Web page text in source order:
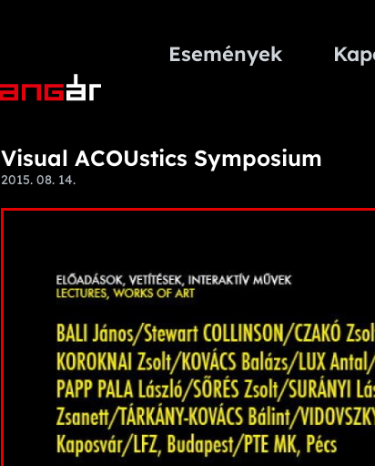
Események
Visual ACOUstics Symposium
2015. 08. 14.